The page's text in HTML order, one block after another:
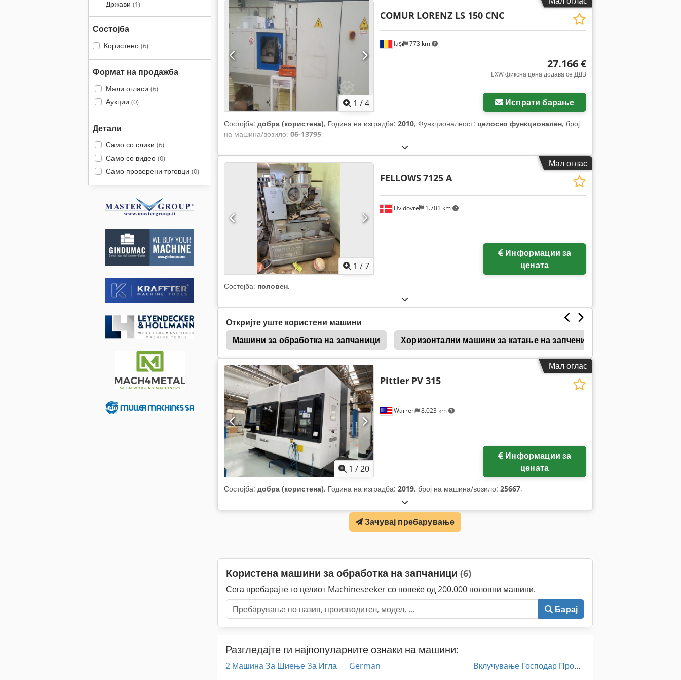
Држави (1)
Состојба
Користено (6)
Формат на продажба
Мали огласи (6)
Аукции (0)
Детали
Само со слики (6)
Само со видео (0)
Само проверени трговци (0)
1 /4
Iași 773 km
COMUR LORENZ LS 150 CNC
27.166 €
EXW фиксна цена додава се ДДВ
Испрати барање
Состојба: добра (користена), Година на изградба: 2010, Функционалност: целосно функционален, број
на машина/возило: 06-13795,
Мал оглас
1 /7
Hvidovre 1.701 km
FELLOWS7125 A
цената
Состојба: половен,
Откријте уште користени машини
Машини за обработка на запчаници
Хоризонтални машини за катање на запченици
Stanko Stanko 1A616
Мал оглас
1 /20
Warren 8.023 km
Pittler PV 315
цената
Состојба: добра (користена), Година на изградба: 2019, број на машина/возило: 25667,
Зачувај пребарување
Користена машини за обработка на запчаници (6)
Сега пребарајте го целиот Machineseeker со повеќе од 200.000 половни машини.
Барај
Разгледајте ги најпопуларните ознаки на машини:
2 Машина За Шиење За Игла
German
Вклучување Господар Профит 2